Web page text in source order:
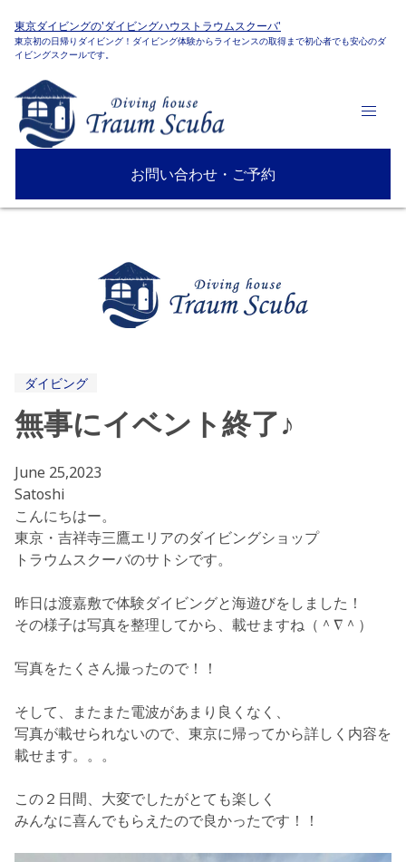
東京ダイビングの'ダイビングハウストラウムスクーバ'
東京初の日帰りダイビング！ダイビング体験からライセンスの取得まで初心者でも安心のダ
イビングスクールです。
お問い合わせ・ご予約
ダイビング
無事にイベント終了♪
June 25,2023
Satoshi
こんにちはー。
東京・吉祥寺三鷹エリアのダイビングショップ
トラウムスクーバのサトシです。
昨日は渡嘉敷で体験ダイビングと海遊びをしました！
その様子は写真を整理してから、載せますね（＾∇＾）
写真をたくさん撮ったので！！
そして、またまた電波があまり良くなく、
写真が載せられないので、東京に帰ってから詳しく内容を
載せます。。。
この２日間、大変でしたがとても楽しく
みんなに喜んでもらえたので良かったです！！